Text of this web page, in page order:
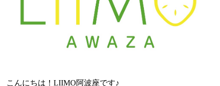
こんにちは！LIIMO阿波座です♪